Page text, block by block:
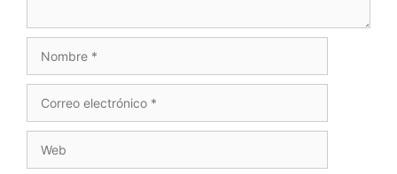
electrónico